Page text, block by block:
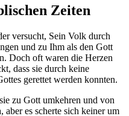
Zeiten
versucht, Sein Volk durch
und zu Ihm als den Gott
Doch oft waren die Herzen
dass sie durch keine
gerettet werden konnten.
zu Gott umkehren und von
aber es scherte sich keiner um